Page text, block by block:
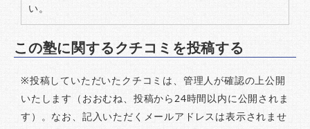
い。
この塾に関するクチコミを投稿する
※投稿していただいたクチコミは、管理人が確認の上公開
いたします（おおむね、投稿から24時間以内に公開されま
す）。なお、記入いただくメールアドレスは表示されませ